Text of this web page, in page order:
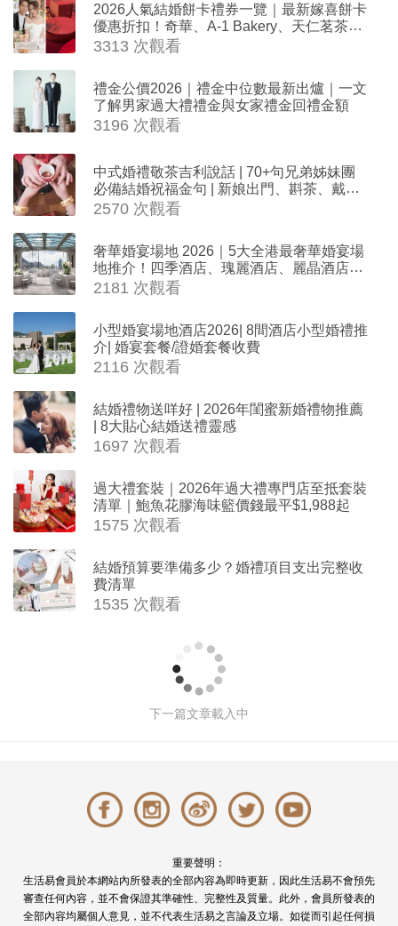
2026人氣結婚餅卡禮券一覽｜最新嫁喜餅卡
優惠折扣！奇華、A-1 Bakery、天仁茗茶、
ROYCE'、Paul Lafayet、agnès b.
3313 次觀看
禮金公價2026｜禮金中位數最新出爐｜一文
了解男家過大禮禮金與女家禮金回禮金額
3196 次觀看
中式婚禮敬茶吉利說話 | 70+句兄弟姊妹團
必備結婚祝福金句 | 新娘出門、斟茶、戴金
器時金句
2570 次觀看
奢華婚宴場地 2026｜5大全港最奢華婚宴場
地推介！四季酒店、瑰麗酒店、麗晶酒店、
Cloud 39、合和酒店 打造夢幻氣派婚禮
2181 次觀看
小型婚宴場地酒店2026| 8間酒店小型婚禮推
介| 婚宴套餐/證婚套餐收費
2116 次觀看
結婚禮物送咩好 | 2026年閨蜜新婚禮物推薦
| 8大貼心結婚送禮靈感
1697 次觀看
過大禮套裝｜2026年過大禮專門店至抵套裝
清單｜鮑魚花膠海味籃價錢最平$1,988起
1575 次觀看
結婚預算要準備多少？婚禮項目支出完整收
費清單
1535 次觀看
跳高女神楊文蔚婚嫁全紀錄！「過大
禮」重磅金器＋閃爆鑽飾華麗曝光 完
49927 次觀看